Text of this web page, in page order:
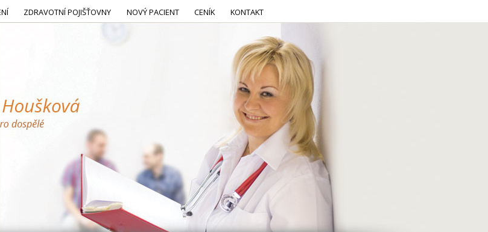
ZDRAVOTNÍ POJIŠŤOVNY NOVÝ PACIENT CENÍK KONTAKT